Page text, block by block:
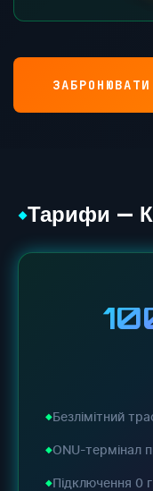
◆Тарифи —
Безлімітний
ONU-термінал
Підключення 0